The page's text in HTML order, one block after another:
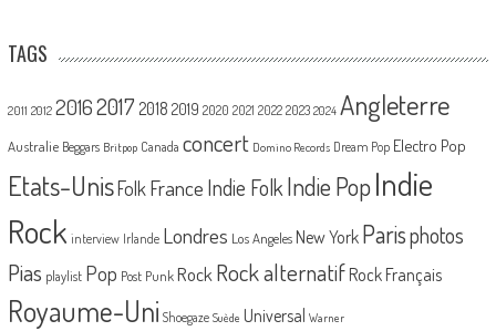
TAGS
2011 2012 20162017 2018 2019 2020 2021 2022 2023 2024 Angleterre
Australie Beggars Britpop Canada concert Domino Records Dream Pop Electro Pop
Etats-UnisFolk France Indie FolkIndie PopIndie
Rock interview Irlande Londres Los Angeles New York Parisphotos
Pias playlist Pop Post Punk Rock Rock alternatif Rock Français
Royaume-Uni Shoegaze Suède Universal Warner